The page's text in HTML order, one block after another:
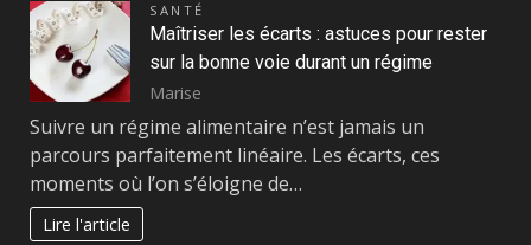
SANTÉ
Maîtriser les écarts : astuces pour rester
sur la bonne voie durant un régime
Marise
Suivre un régime alimentaire n’est jamais un
parcours parfaitement linéaire. Les écarts, ces
moments où l’on s’éloigne de…
Lire l'article